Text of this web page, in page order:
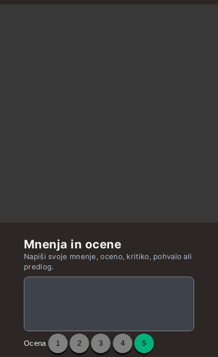
Mnenja in ocene
Napiši svoje mnenje, oceno, kritiko, pohvalo ali
predlog.
Ocena 1 2 3 4 5